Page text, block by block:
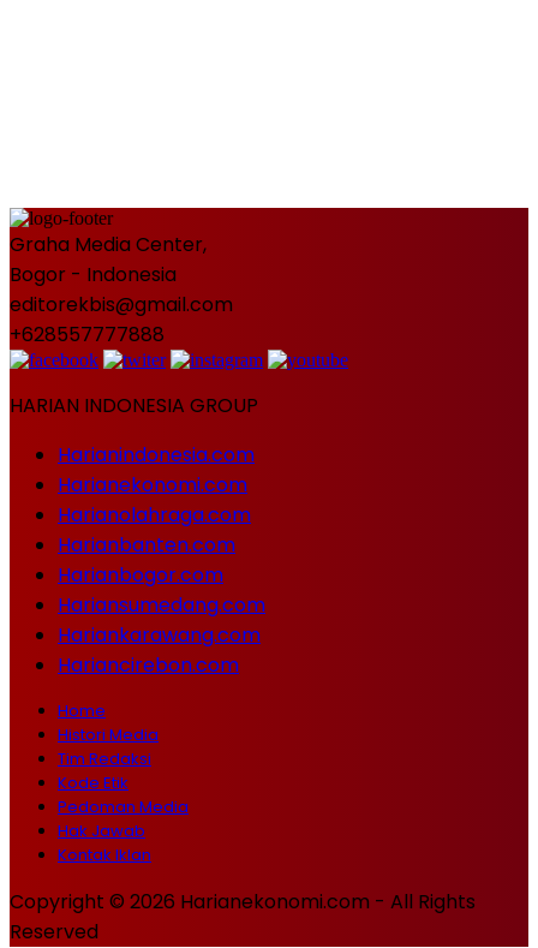
Graha Media Center,
Bogor - Indonesia
editorekbis@gmail.com
+628557777888
HARIAN INDONESIA GROUP
Harianindonesia.com
Harianekonomi.com
Harianolahraga.com
Harianbanten.com
Harianbogor.com
Hariansumedang.com
Hariankarawang.com
Hariancirebon.com
Home
Histori Media
Tim Redaksi
Kode Etik
Pedoman Media
Hak Jawab
Kontak Iklan
Copyright © 2026 Harianekonomi.com - All Rights
Reserved